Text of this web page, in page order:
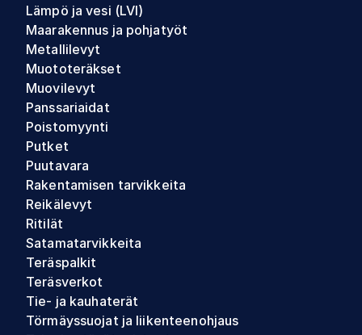
Lämpö ja vesi (LVI)
Maarakennus ja pohjatyöt
Metallilevyt
Muototeräkset
Muovilevyt
Panssariaidat
Poistomyynti
Putket
Puutavara
Rakentamisen tarvikkeita
Reikälevyt
Ritilät
Satamatarvikkeita
Teräspalkit
Teräsverkot
Tie- ja kauhaterät
Törmäyssuojat ja liikenteenohjaus